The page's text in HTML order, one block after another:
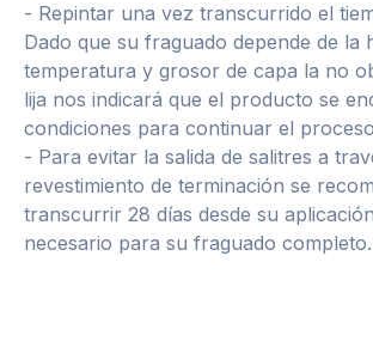
- Repintar una vez transcurrido el
Dado que su fraguado depende de la
temperatura y grosor de capa la no
lija nos indicará que el producto se
condiciones para continuar el
- Para evitar la salida de salitres a
revestimiento de terminación se
transcurrir 28 días desde su
necesario para su fraguado completo.